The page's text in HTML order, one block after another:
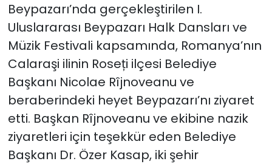
Beypazarı’nda gerçekleştirilen I.
Uluslararası Beypazarı Halk Dansları ve
Müzik Festivali kapsamında, Romanya’nın
Calaraşi ilinin Roseți ilçesi Belediye
Başkanı Nicolae Rîjnoveanu ve
beraberindeki heyet Beypazarı’nı ziyaret
etti. Başkan Rîjnoveanu ve ekibine nazik
ziyaretleri için teşekkür eden Belediye
Başkanı Dr. Özer Kasap, iki şehir